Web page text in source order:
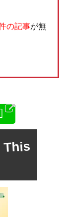
の記事が無
This